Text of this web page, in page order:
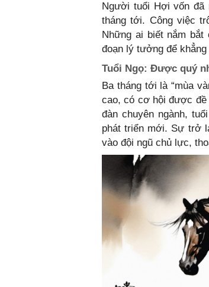
Người tuổi Hợi vốn đã
tháng tới. Công việc
Những ai biết nắm
đoạn lý tưởng để
Tuổi Ngọ: Được quý
Ba tháng tới là “mùa
cao, có cơ hội được
đàn chuyên ngành,
phát triển mới. Sự trở
vào đội ngũ chủ lực,